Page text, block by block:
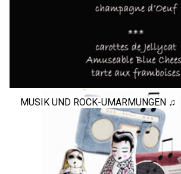
MUSIK UND ROCK-UMARMUNGEN ♫